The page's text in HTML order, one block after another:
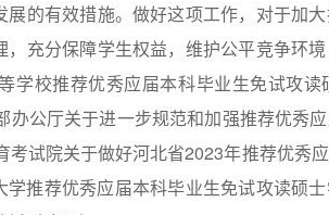
的有效措施。做好这项工作，对于加
充分保障学生权益，维护公平竞争环
学校推荐优秀应届本科毕业生免试攻
办公厅关于进一步规范和加强推荐优秀
考试院关于做好河北省2023年推荐优秀
学推荐优秀应届本科毕业生免试攻读硕